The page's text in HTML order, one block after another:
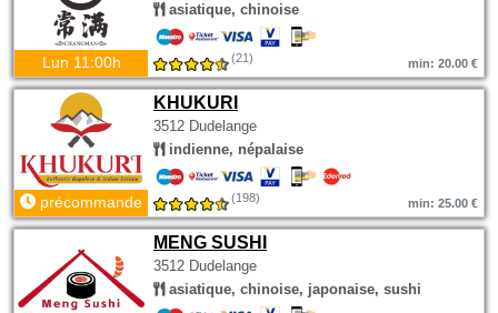
asiatique, chinoise
Lun 11:00h (21) min: 20.00 €
KHUKURI
3512 Dudelange
indienne, népalaise
précommande (198) min: 25.00 €
MENG SUSHI
3512 Dudelange
asiatique, chinoise, japonaise, sushi